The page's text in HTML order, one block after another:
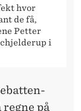
hvor
de få,
Petter
i
på